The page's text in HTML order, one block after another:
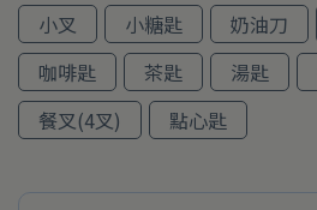
小叉
小糖匙 奶油刀
咖啡匙
茶匙 湯匙
餐叉(4叉)
點心匙